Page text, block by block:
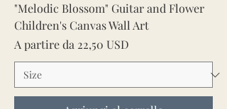
"Melodic Blossom" Guitar and Flower
Children's Canvas Wall Art
A partire da 22,50 USD
Prezzo scontato